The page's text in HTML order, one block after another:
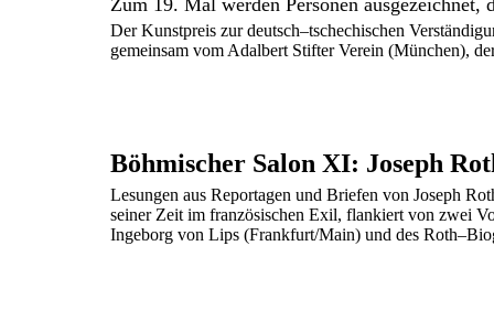
Der Kunstpreis zur deutsch–tschechischen
gemeinsam vom Adalbert Stifter Verein (München),
Böhmischer Salon XI: Joseph
Lesungen aus Reportagen und Briefen von Joseph
seiner Zeit im französischen Exil, flankiert von zwei
Ingeborg von Lips (Frankfurt/Main) und des